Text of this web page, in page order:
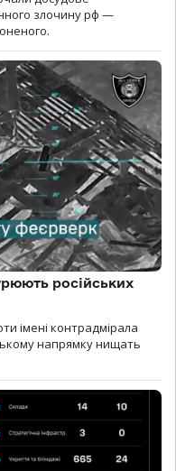
злочину рф —
російських
імені контрадмірала
напрямку нищать